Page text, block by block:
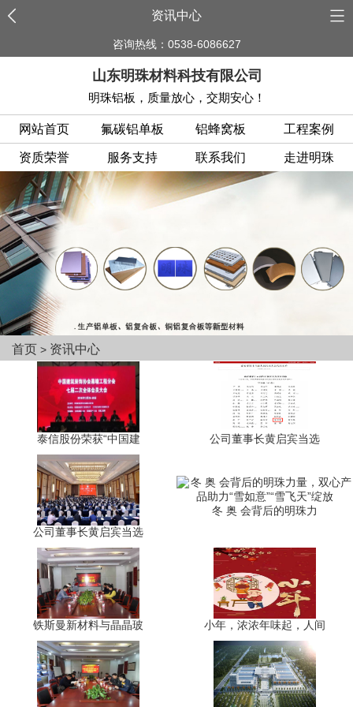
资讯中心
咨询热线：0538-6086627
山东明珠材料科技有限公司
明珠铝板，质量放心，交期安心！
网站首页 氟碳铝单板 铝蜂窝板 工程案例
资质荣誉 服务支持 联系我们 走进明珠
首页 > 资讯中心
泰信股份荣获“中国建 公司董事长黄启宾当选
公司董事长黄启宾当选
冬 奥 会背后的明珠力
铁斯曼新材料与晶晶玻 小年，浓浓年味起，人间